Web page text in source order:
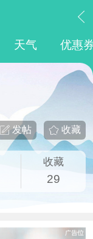
天气 优惠
收藏
发帖
收藏
29